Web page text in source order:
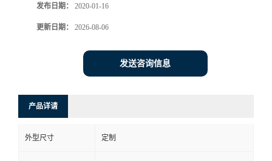
发布日期： 2020-01-16
更新日期： 2026-08-06
发送咨询信息
产品详请
外型尺寸 定制